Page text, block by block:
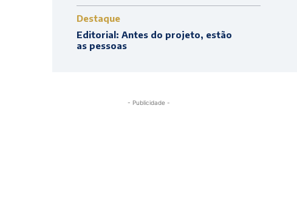
Destaque
Editorial: Antes do projeto, estão
as pessoas
- Publicidade -